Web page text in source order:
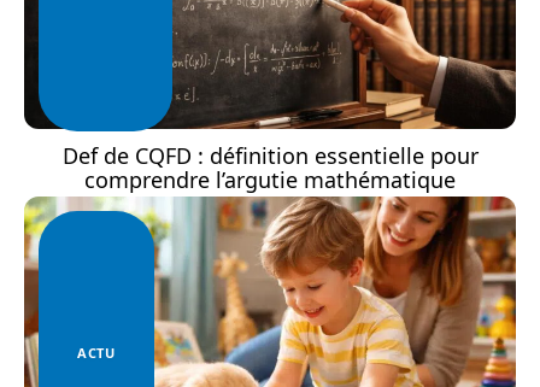
Def de CQFD : définition essentielle pour
comprendre l’argutie mathématique
ACTU